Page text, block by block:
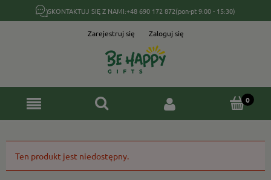
SKONTAKTUJ SIĘ Z NAMI:+48 690 172 872(pon-pt 9:00 - 15:30)
Zarejestruj się Zaloguj się
Ten produkt jest niedostępny.